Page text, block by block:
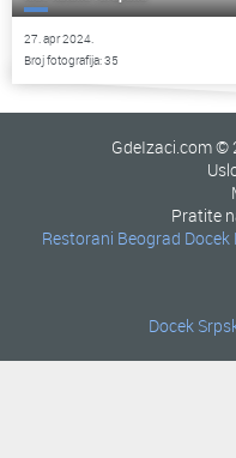
27. apr 2024.
Broj fotografija: 35
GdeIzaci.com ©
Pratite
Restorani Beograd Docek
Docek